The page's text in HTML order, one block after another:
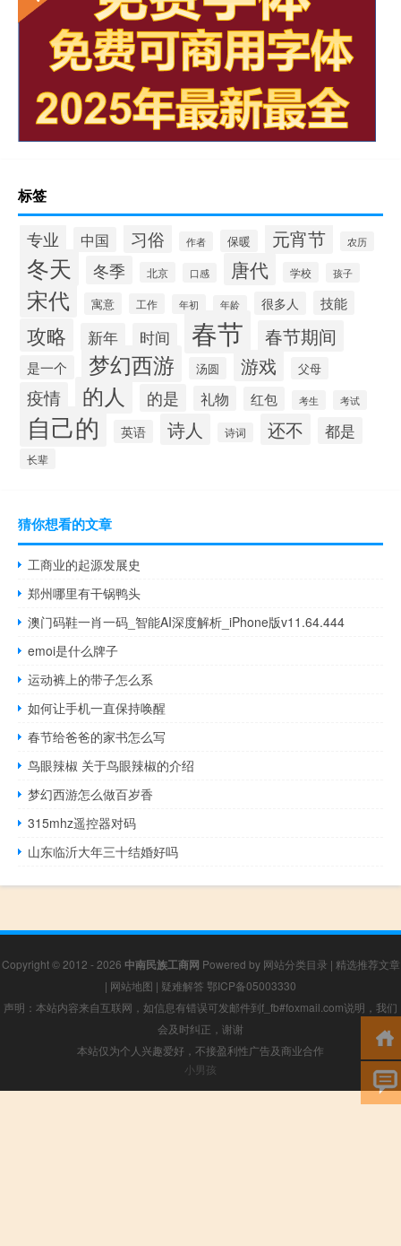
标签
专业 中国 习俗 作者 保暖 元宵节 农历
冬天 冬季 北京 口感 唐代 学校 孩子
宋代 寓意 工作 年初 年龄 很多人 技能
攻略 新年 时间 春节 春节期间
是一个 梦幻西游 汤圆 游戏 父母
疫情 的人 的是 礼物 红包 考生 考试
自己的 英语 诗人 诗词 还不 都是
长辈
猜你想看的文章
工商业的起源发展史
郑州哪里有干锅鸭头
澳门码鞋一肖一码_智能AI深度解析_iPhone版v11.64.444
emoi是什么牌子
运动裤上的带子怎么系
如何让手机一直保持唤醒
春节给爸爸的家书怎么写
鸟眼辣椒 关于鸟眼辣椒的介绍
梦幻西游怎么做百岁香
315mhz遥控器对码
山东临沂大年三十结婚好吗
Copyright © 2012 - 2026 中南民族工商网 Powered by 网站分类目录 | 精选推荐文章
| 网站地图 | 疑难解答 鄂ICP备05003330
声明：本站内容来自互联网，如信息有错误可发邮件到f_fb#foxmail.com说明，我们
会及时纠正，谢谢
本站仅为个人兴趣爱好，不接盈利性广告及商业合作
小男孩